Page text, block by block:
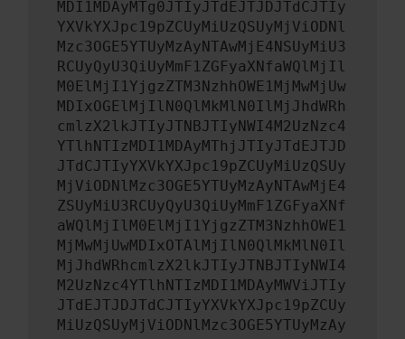
MDI1MDAyMTg0JTIyJTdEJTJDJTdCJTIy
YXVkYXJpc19pZCUyMiUzQSUyMjViODNl
Mzc3OGE5YTUyMzAyNTAwMjE4NSUyMiU3
RCUyQyU3QiUyMmF1ZGFyaXNfaWQlMjIl
M0ElMjI1YjgzZTM3NzhhOWE1MjMwMjUw
MDIxOGElMjIlN0QlMkMlN0IlMjJhdWRh
cmlzX2lkJTIyJTNBJTIyNWI4M2UzNzc4
YTlhNTIzMDI1MDAyMThjJTIyJTdEJTJD
JTdCJTIyYXVkYXJpc19pZCUyMiUzQSUy
MjViODNlMzc3OGE5YTUyMzAyNTAwMjE4
ZSUyMiU3RCUyQyU3QiUyMmF1ZGFyaXNf
aWQlMjIlM0ElMjI1YjgzZTM3NzhhOWE1
MjMwMjUwMDIxOTAlMjIlN0QlMkMlN0Il
MjJhdWRhcmlzX2lkJTIyJTNBJTIyNWI4
M2UzNzc4YTlhNTIzMDI1MDAyMWViJTIy
JTdEJTJDJTdCJTIyYXVkYXJpc19pZCUy
MiUzQSUyMjViODNlMzc3OGE5YTUyMzAy